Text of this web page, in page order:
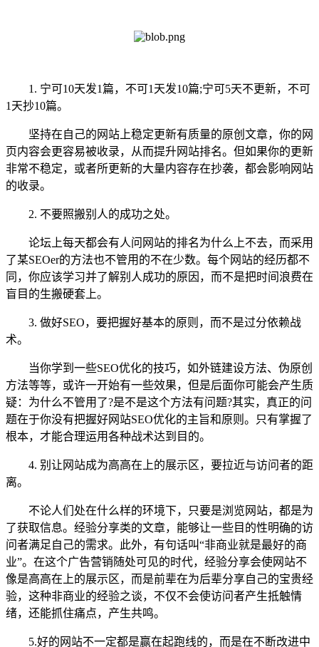
1. 宁可10天发1篇，不可1天发10篇;宁可5天不更新，不可
1天抄10篇。
坚持在自己的网站上稳定更新有质量的原创文章，你的网
页内容会更容易被收录，从而提升网站排名。但如果你的更新
非常不稳定，或者所更新的大量内容存在抄袭，都会影响网站
的收录。
2. 不要照搬别人的成功之处。
论坛上每天都会有人问网站的排名为什么上不去，而采用
了某SEOer的方法也不管用的不在少数。每个网站的经历都不
同，你应该学习并了解别人成功的原因，而不是把时间浪费在
盲目的生搬硬套上。
3. 做好SEO，要把握好基本的原则，而不是过分依赖战
术。
当你学到一些SEO优化的技巧，如外链建设方法、伪原创
方法等等，或许一开始有一些效果，但是后面你可能会产生质
疑：为什么不管用了?是不是这个方法有问题?其实，真正的问
题在于你没有把握好网站SEO优化的主旨和原则。只有掌握了
根本，才能合理运用各种战术达到目的。
4. 别让网站成为高高在上的展示区，要拉近与访问者的距
离。
不论人们处在什么样的环境下，只要是浏览网站，都是为
了获取信息。经验分享类的文章，能够让一些目的性明确的访
问者满足自己的需求。此外，有句话叫“非商业就是最好的商
业”。在这个广告营销随处可见的时代，经验分享会使网站不
像是高高在上的展示区，而是前辈在为后辈分享自己的宝贵经
验，这种非商业的经验之谈，不仅不会使访问者产生抵触情
绪，还能抓住痛点，产生共鸣。
5.好的网站不一定都是赢在起跑线的，而是在不断改进中